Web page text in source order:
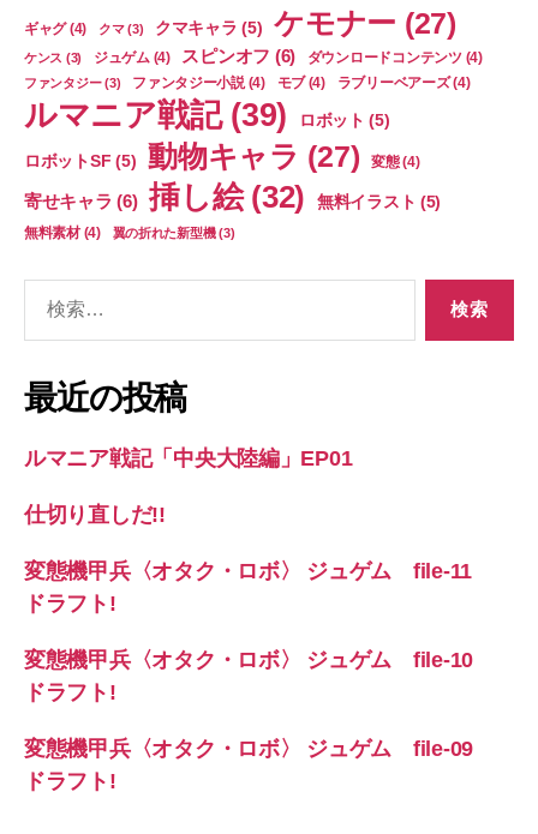
ギャグ(4) クマ(3) クマキャラ (5) ケモナー (27)
ケンス (3) ジュゲム (4) スピンオフ (6) ダウンロードコンテンツ(4)
ファンタジー(3) ファンタジー小説(4) モブ(4) ラブリーベアーズ(4)
ルマニア戦記(39) ロボット (5)
ロボットSF (5) 動物キャラ (27) 変態(4)
寄せキャラ (6) 挿し絵(32) 無料イラスト (5)
無料素材(4) 翼の折れた新型機(3)
象:
最近の投稿
ルマニア戦記「中央大陸編」EP01
仕切り直しだ!!
変態機甲兵〈オタク・ロボ〉 ジュゲム file-11
ドラフト!
変態機甲兵〈オタク・ロボ〉 ジュゲム file-10
ドラフト!
変態機甲兵〈オタク・ロボ〉 ジュゲム file-09
ドラフト!